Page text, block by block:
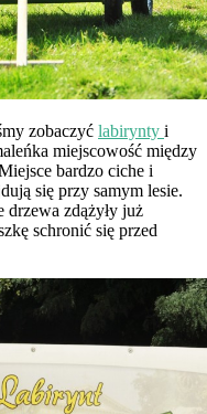
zobaczyć labirynty i
miejscowość między
bardzo ciche i
się przy samym lesie.
zdążyły już
schronić się przed